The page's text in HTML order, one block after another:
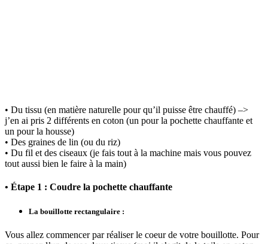
• Du tissu (en matière naturelle pour qu’il puisse être chauffé) –>
j’en ai pris 2 différents en coton (un pour la pochette chauffante et
un pour la housse)
• Des graines de lin (ou du riz)
• Du fil et des ciseaux (je fais tout à la machine mais vous pouvez
tout aussi bien le faire à la main)
• Étape 1 : Coudre la pochette chauffante
La bouillotte rectangulaire :
Vous allez commencer par réaliser le coeur de votre bouillotte. Pour